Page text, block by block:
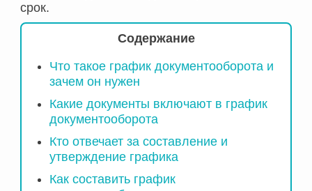
срок.
Содержание
Что такое график документооборота и
зачем он нужен
Какие документы включают в график
документооборота
Кто отвечает за составление и
утверждение графика
Как составить график